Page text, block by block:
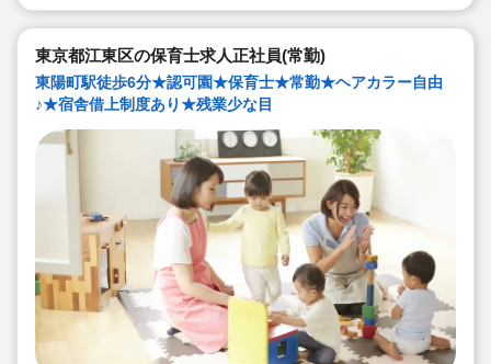
のような保育園
できる範囲で実施
◇在籍年数や保育経験に合わせた段階的な研修を年間総
計110回以上実施。研修も参加しやすい職場環境です
東京都江東区の保育士求人正社員(常勤)
東陽町駅徒歩6分★認可園★保育士★常勤★ヘアカラー自由
♪★宿舎借上制度あり★残業少な目